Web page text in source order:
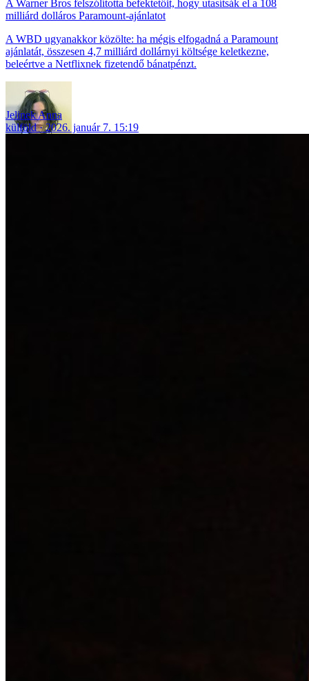
A Warner Bros felszólította befektetőit, hogy utasítsák el a 108
milliárd dolláros Paramount-ajánlatot
A WBD ugyanakkor közölte: ha mégis elfogadná a Paramount
ajánlatát, összesen 4,7 milliárd dollárnyi költsége keletkezne,
beleértve a Netflixnek fizetendő bánatpénzt.
Jelinek Anna
külföld
2026. január 7. 15:19